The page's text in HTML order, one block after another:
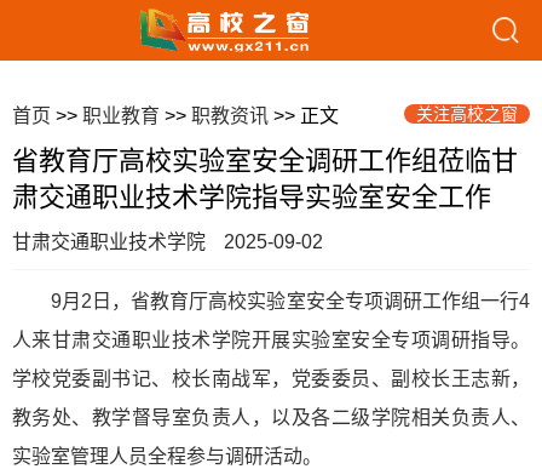
首页 >> 职业教育 >> 职教资讯 >> 正文 关注高校之窗
省教育厅高校实验室安全调研工作组莅临甘
肃交通职业技术学院指导实验室安全工作
甘肃交通职业技术学院 2025-09-02
9月2日，省教育厅高校实验室安全专项调研工作组一行4
人来甘肃交通职业技术学院开展实验室安全专项调研指导。
学校党委副书记、校长南战军，党委委员、副校长王志新，
教务处、教学督导室负责人，以及各二级学院相关负责人、
实验室管理人员全程参与调研活动。